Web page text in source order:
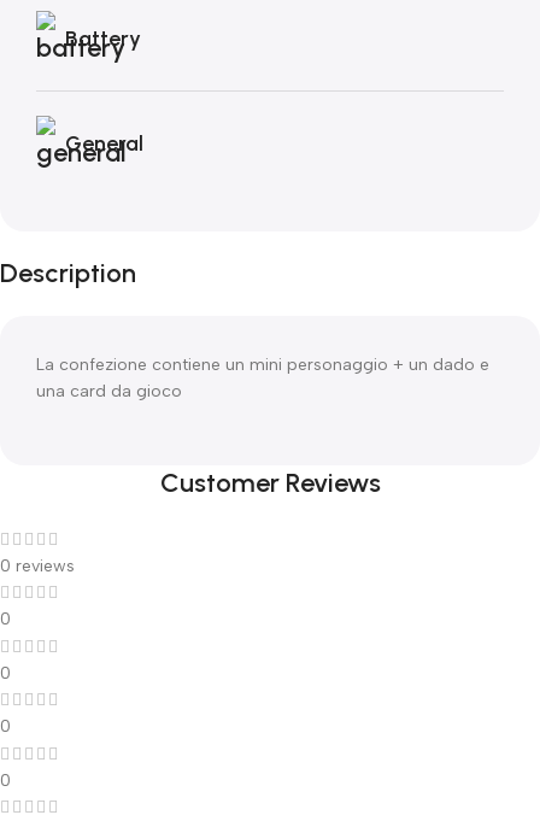
Battery
General
Description
La confezione contiene un mini personaggio + un dado e
una card da gioco
Customer Reviews
0 reviews
0
0
0
0